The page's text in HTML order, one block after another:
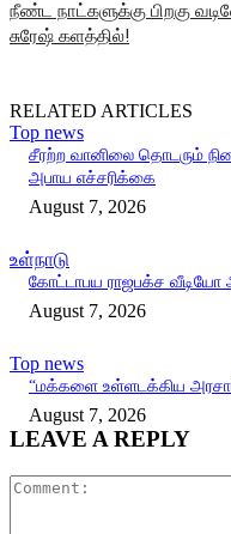
நீண்ட நாட்களுக்கு பிறகு
சுரேஷ் களத்தில்!
RELATED ARTICLES
Top news
சீரற்ற வானிலை தொடரும்
அபாய எச்சரிக்கை
August 7, 2026
உள்நாடு
கோட்டாபய ராஜபக்ச வீடியோ
August 7, 2026
Top news
“மக்களை உள்ளடக்கிய
August 7, 2026
LEAVE A REPLY